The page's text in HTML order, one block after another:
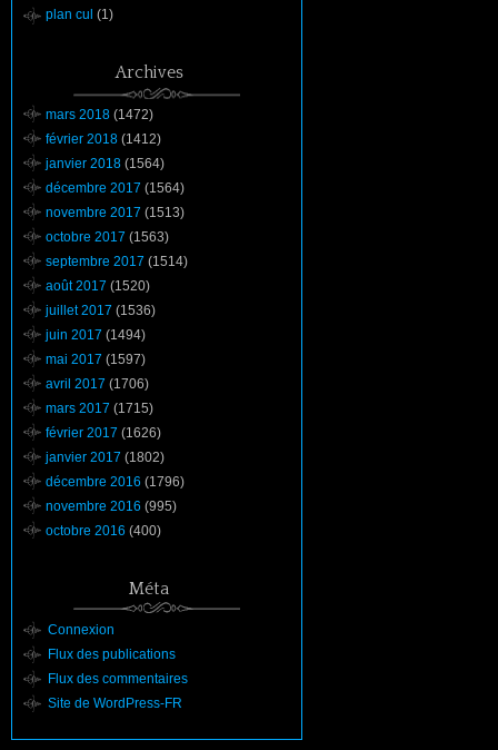
plan cul (1)
Archives
mars 2018 (1472)
février 2018 (1412)
janvier 2018 (1564)
décembre 2017 (1564)
novembre 2017 (1513)
octobre 2017 (1563)
septembre 2017 (1514)
août 2017 (1520)
juillet 2017 (1536)
juin 2017 (1494)
mai 2017 (1597)
avril 2017 (1706)
mars 2017 (1715)
février 2017 (1626)
janvier 2017 (1802)
décembre 2016 (1796)
novembre 2016 (995)
octobre 2016 (400)
Méta
Connexion
Flux des publications
Flux des commentaires
Site de WordPress-FR